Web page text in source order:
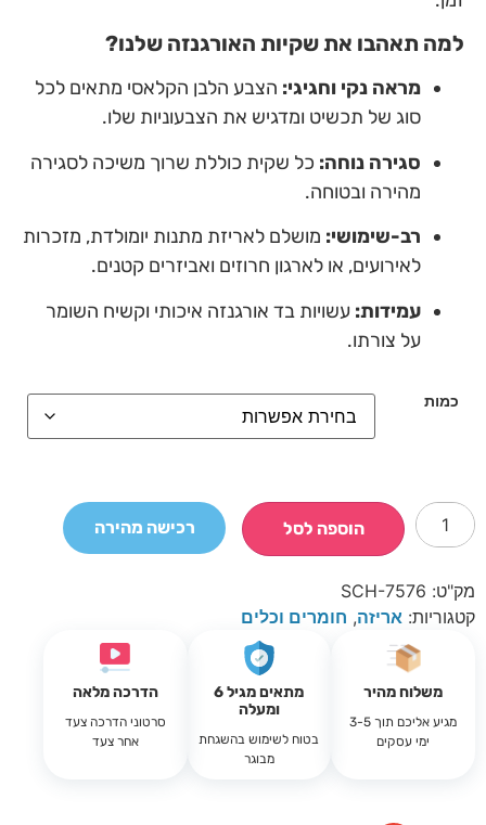
למה תאהבו את שקיות האורגנזה שלנו?
מראה נקי וחגיגי: הצבע הלבן הקלאסי מתאים לכל
סוג של תכשיט ומדגיש את הצבעוניות שלו.
סגירה נוחה: כל שקית כוללת שרוך משיכה לסגירה
מהירה ובטוחה.
רב-שימושי: מושלם לאריזת מתנות יומולדת, מזכרות
לאירועים, או לארגון חרוזים ואביזרים קטנים.
עמידות: עשויות בד אורגנזה איכותי וקשיח השומר
על צורתו.
כמות
הוספה לסל רכישה מהירה
מק"ט: SCH-7576
קטגוריות: אריזה, חומרים וכלים
משלוח מהיר
מגיע אליכם תוך 3-5
ימי עסקים
מתאים מגיל 6
ומעלה
בטוח לשימוש בהשגחת
מבוגר
הדרכה מלאה
סרטוני הדרכה צעד
אחר צעד